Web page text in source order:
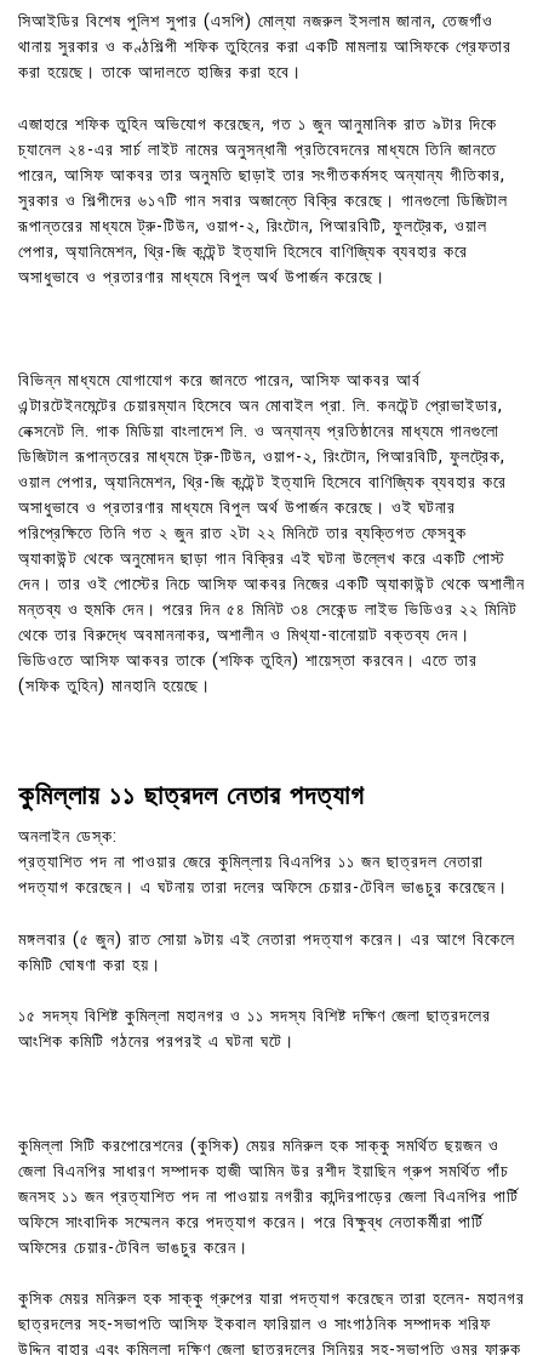
সিআইডির বিশেষ পুলিশ সুপার (এসপি) মোল্যা নজরুল ইসলাম জানান, তেজগাঁও
থানায় সুরকার ও কণ্ঠশিল্পী শফিক তুহিনের করা একটি মামলায় আসিফকে গ্রেফতার
করা হয়েছে। তাকে আদালতে হাজির করা হবে।
এজাহারে শফিক তুহিন অভিযোগ করেছেন, গত ১ জুন আনুমানিক রাত ৯টার দিকে
চ্যানেল ২৪-এর সার্চ লাইট নামের অনুসন্ধানী প্রতিবেদনের মাধ্যমে তিনি জানতে
পারেন, আসিফ আকবর তার অনুমতি ছাড়াই তার সংগীতকর্মসহ অন্যান্য গীতিকার,
সুরকার ও শিল্পীদের ৬১৭টি গান সবার অজান্তে বিক্রি করেছে। গানগুলো ডিজিটাল
রূপান্তরের মাধ্যমে ট্রু-টিউন, ওয়াপ-২, রিংটোন, পিআরবিটি, ফুলট্রেক, ওয়াল
পেপার, অ্যানিমেশন, থ্রি-জি কন্টেন্ট ইত্যাদি হিসেবে বাণিজ্যিক ব্যবহার করে
অসাধুভাবে ও প্রতারণার মাধ্যমে বিপুল অর্থ উপার্জন করেছে।
বিভিন্ন মাধ্যমে যোগাযোগ করে জানতে পারেন, আসিফ আকবর আর্ব
এন্টারটেইনমেন্টের চেয়ারম্যান হিসেবে অন মোবাইল প্রা. লি. কনটেন্ট প্রোভাইডার,
নেক্সনেট লি. গাক মিডিয়া বাংলাদেশ লি. ও অন্যান্য প্রতিষ্ঠানের মাধ্যমে গানগুলো
ডিজিটাল রূপান্তরের মাধ্যমে ট্রু-টিউন, ওয়াপ-২, রিংটোন, পিআরবিটি, ফুলট্রেক,
ওয়াল পেপার, অ্যানিমেশন, থ্রি-জি কন্টেন্ট ইত্যাদি হিসেবে বাণিজ্যিক ব্যবহার করে
অসাধুভাবে ও প্রতারণার মাধ্যমে বিপুল অর্থ উপার্জন করেছে। ওই ঘটনার
পরিপ্রেক্ষিতে তিনি গত ২ জুন রাত ২টা ২২ মিনিটে তার ব্যক্তিগত ফেসবুক
অ্যাকাউন্ট থেকে অনুমোদন ছাড়া গান বিক্রির এই ঘটনা উল্লেখ করে একটি পোস্ট
দেন। তার ওই পোস্টের নিচে আসিফ আকবর নিজের একটি অ্যাকাউন্ট থেকে অশালীন
মন্তব্য ও হুমকি দেন। পরের দিন ৫৪ মিনিট ৩৪ সেকেন্ড লাইভ ভিডিওর ২২ মিনিট
থেকে তার বিরুদ্ধে অবমাননাকর, অশালীন ও মিথ্যা-বানোয়াট বক্তব্য দেন।
ভিডিওতে আসিফ আকবর তাকে (শফিক তুহিন) শায়েস্তা করবেন। এতে তার
(সফিক তুহিন) মানহানি হয়েছে।
কুমিল্লায় ১১ ছাত্রদল নেতার পদত্যাগ
অনলাইন ডেস্ক:
প্রত্যাশিত পদ না পাওয়ার জেরে কুমিল্লায় বিএনপির ১১ জন ছাত্রদল নেতারা
পদত্যাগ করেছেন। এ ঘটনায় তারা দলের অফিসে চেয়ার-টেবিল ভাঙচুর করেছেন।
মঙ্গলবার (৫ জুন) রাত সোয়া ৯টায় এই নেতারা পদত্যাগ করেন। এর আগে বিকেলে
কমিটি ঘোষণা করা হয়।
১৫ সদস্য বিশিষ্ট কুমিল্লা মহানগর ও ১১ সদস্য বিশিষ্ট দক্ষিণ জেলা ছাত্রদলের
আংশিক কমিটি গঠনের পরপরই এ ঘটনা ঘটে।
কুমিল্লা সিটি করপোরেশনের (কুসিক) মেয়র মনিরুল হক সাক্কু সমর্থিত ছয়জন ও
জেলা বিএনপির সাধারণ সম্পাদক হাজী আমিন উর রশীদ ইয়াছিন গ্রুপ সমর্থিত পাঁচ
জনসহ ১১ জন প্রত্যাশিত পদ না পাওয়ায় নগরীর কান্দিরপাড়ের জেলা বিএনপির পার্টি
অফিসে সাংবাদিক সম্মেলন করে পদত্যাগ করেন। পরে বিক্ষুব্ধ নেতাকর্মীরা পার্টি
অফিসের চেয়ার-টেবিল ভাঙচুর করেন।
কুসিক মেয়র মনিরুল হক সাক্কু গ্রুপের যারা পদত্যাগ করেছেন তারা হলেন- মহানগর
ছাত্রদলের সহ-সভাপতি আসিফ ইকবাল ফারিয়াল ও সাংগাঠনিক সম্পাদক শরিফ
উদ্দিন বাহার এবং কুমিল্লা দক্ষিণ জেলা ছাত্রদলের সিনিয়র সহ-সভাপতি ওমর ফারুক